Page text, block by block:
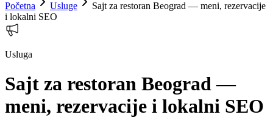
Početna
Usluge
Sajt za restoran Beograd — meni, rezervacije
i lokalni SEO
Usluga
Sajt za restoran Beograd —
meni, rezervacije i lokalni SEO